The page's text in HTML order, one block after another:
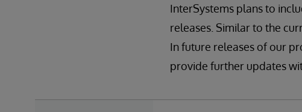
InterSystems plans to
releases. Similar to the
In future releases of our
provide further updates